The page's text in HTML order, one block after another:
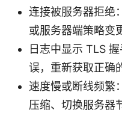
连接被服务器拒绝
或服务器端策略变
日志中显示 TLS
误，重新获取正确
速度慢或断线频繁
压缩、切换服务器